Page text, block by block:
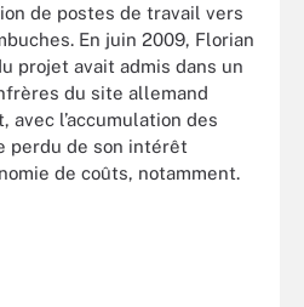
de postes de travail vers
En juin 2009, Florian
projet avait admis dans un
du site allemand
avec l’accumulation des
perdu de son intérêt
de coûts, notamment.